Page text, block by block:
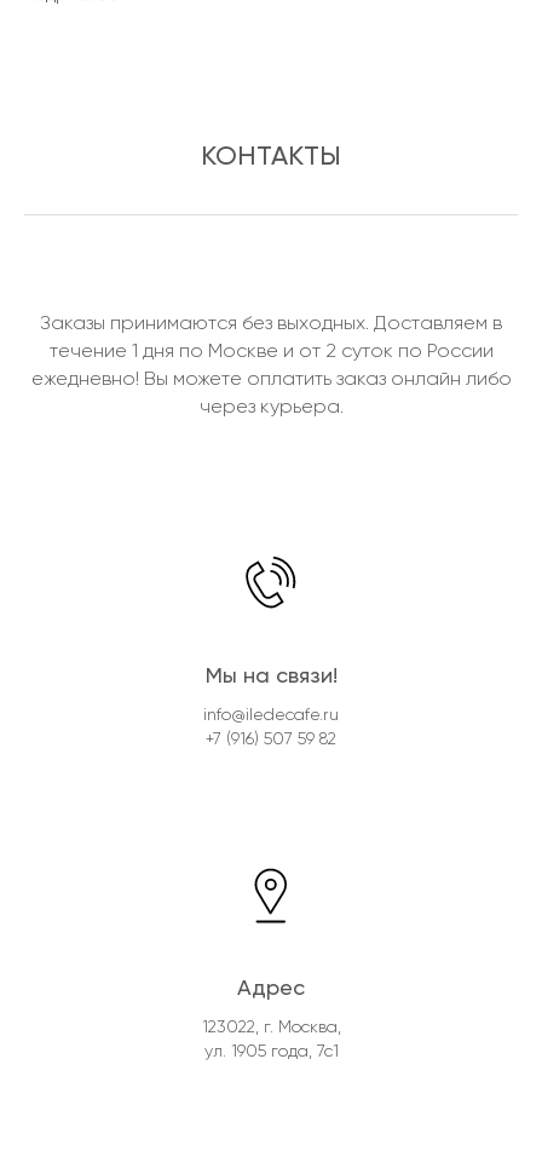
КОНТАКТЫ
Заказы принимаются без выходных. Доставляем в
течение 1 дня по Москве и от 2 суток по России
ежедневно! Вы можете оплатить заказ онлайн либо
через курьера.
Мы на связи!
info@iledecafe.ru
+7 (916) 507 59 82
Адрес
123022, г. Москва,
ул. 1905 года, 7с1